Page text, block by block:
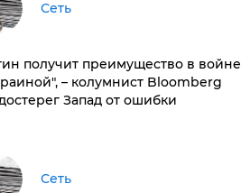
Сеть
получит преимущество в войне
– колумнист Bloomberg
Запад от ошибки
Сеть